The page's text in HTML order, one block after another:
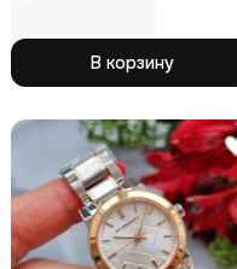
В корзину